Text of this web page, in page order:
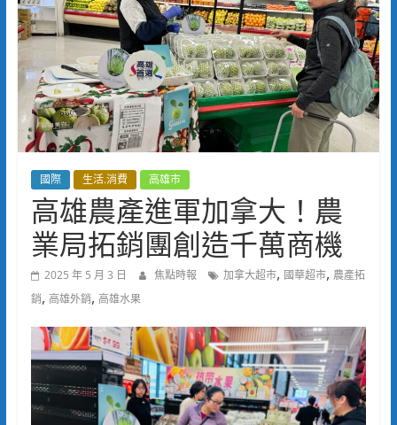
國際 生活.消費 高雄市
高雄農產進軍加拿大！農
業局拓銷團創造千萬商機
2025 年 5 月 3 日 焦點時報 加拿大超市, 國華超市, 農產拓
銷, 高雄外銷, 高雄水果